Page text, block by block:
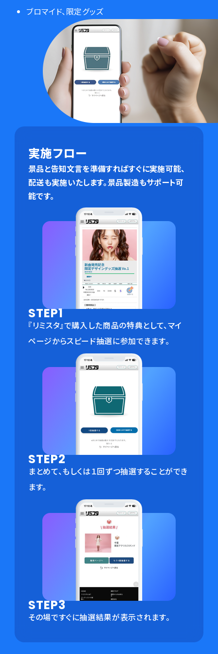
ブロマイド、限定グッズ
実施フロー
景品と告知文言を準備すればすぐに実施可能、
配送も実施いたします。景品製造もサポート可
能です。
STEP1
『リミスタ』で購入した商品の特典として、マイ
ページからスピード抽選に参加できます。
STEP2
まとめて、もしくは１回ずつ抽選することができ
ます。
STEP3
その場ですぐに抽選結果が表示されます。